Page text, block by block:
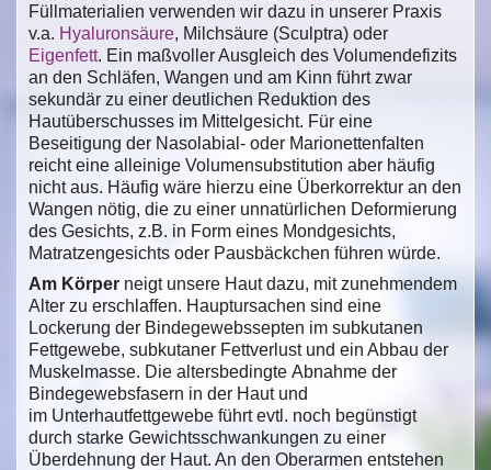
Füllmaterialien verwenden wir dazu in unserer Praxis
v.a. Hyaluronsäure, Milchsäure (Sculptra) oder
Eigenfett. Ein maßvoller Ausgleich des Volumendefizits
an den Schläfen, Wangen und am Kinn führt zwar
sekundär zu einer deutlichen Reduktion des
Hautüberschusses im Mittelgesicht. Für eine
Beseitigung der Nasolabial- oder Marionettenfalten
reicht eine alleinige Volumensubstitution aber häufig
nicht aus. Häufig wäre hierzu eine Überkorrektur an den
Wangen nötig, die zu einer unnatürlichen Deformierung
des Gesichts, z.B. in Form eines Mondgesichts,
Matratzengesichts oder Pausbäckchen führen würde.
Am Körper neigt unsere Haut dazu, mit zunehmendem
Alter zu erschlaffen. Hauptursachen sind eine
Lockerung der Bindegewebssepten im subkutanen
Fettgewebe, subkutaner Fettverlust und ein Abbau der
Muskelmasse. Die altersbedingte Abnahme der
Bindegewebsfasern in der Haut und
im Unterhautfettgewebe führt evtl. noch begünstigt
durch starke Gewichtsschwankungen zu einer
Überdehnung der Haut. An den Oberarmen entstehen